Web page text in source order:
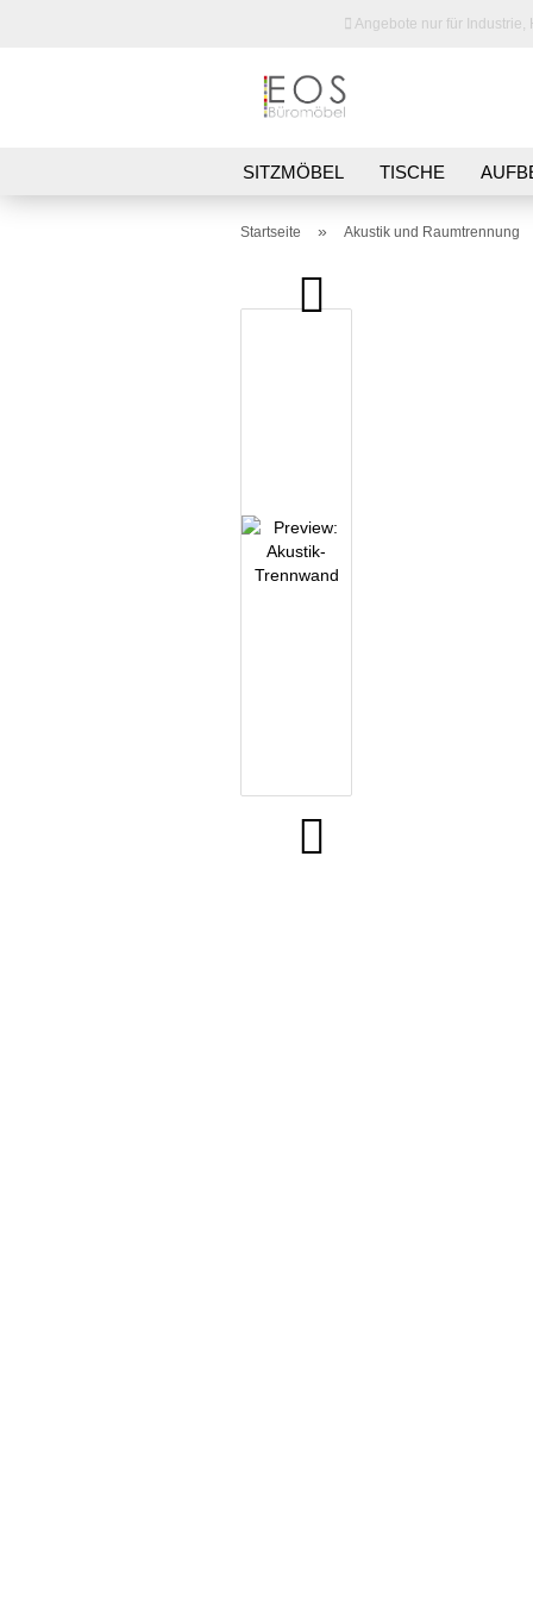
Angebote nur für Industrie,
SITZMÖBEL TISCHE
Startseite » Akustik und Raumtrennung